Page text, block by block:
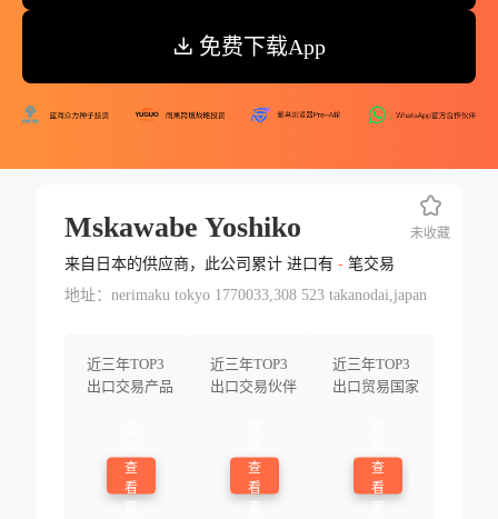
免费下载App
Mskawabe Yoshiko
来自日本的供应商，此公司累计 进口有 -笔交易
地址：nerimaku tokyo 1770033,308 523 takanodai,japan
近三年TOP3
出口交易产品
查
看
近三年TOP3
出口交易伙伴
查
看
近三年TOP3
出口贸易国家
查
看
未收藏